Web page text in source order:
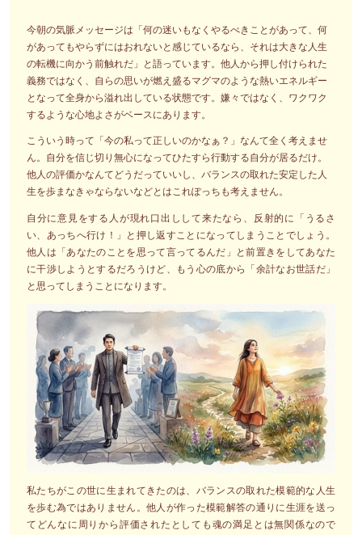
今朝の気脈メッセージは「何の迷いもなくやるべきことがあって、何
があってもやらずにはおれないと感じているなら、それは大きな人生
の転機に向かう前触れだ」と語っています。他人から押し付けられた
義務ではなく、自らの思いが燃え盛るマグマのような熱いエネルギー
となって全身から溢れ出している状態です。嫌々ではなく、ワクワク
するような心地よさがベースにあります。
こういう時って「今の私って正しいのかなぁ？」なんて全く考えませ
ん。自分を信じ切り無心になってひたすら行動する自分が居るだけ。
他人の評価かなんてどうだっていいし、バランスの取れた安定した人
生を歩まなきゃならないなどとはこれぽっちも考えません。
自分に意見をする人が現れ口出しして来たなら、反射的に「うるさ
い、あっちへ行け！」と押し返すことになってしまうことでしょう。
他人は「あなたのことを思って言ってるんだ」と前置きをしてあなた
に干渉しようとするだろうけど、もう心の底から「余計なお世話だ」
と思ってしまうことになります。
私たちがこの世に生まれてきたのは、バランスの取れた模範的な人生
を歩む為ではありません。他人が作った模範解答の通りに生涯を送っ
てどんなに周りから評価されたとしても魂の満足とは無関係なので